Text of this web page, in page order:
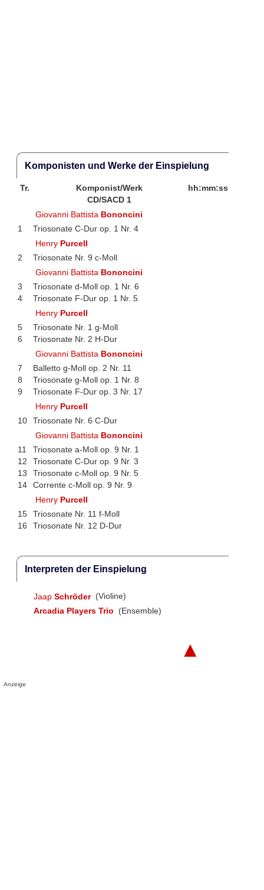
Komponisten und Werke der Einspielung
Tr. Komponist/Werk
hh:mm:ss
CD/SACD 1
Giovanni Battista Bononcini
1
Triosonate C-Dur op. 1 Nr. 4
Henry Purcell
2
Triosonate Nr. 9 c-Moll
Giovanni Battista Bononcini
3
Triosonate d-Moll op. 1 Nr. 6
4
Triosonate F-Dur op. 1 Nr. 5
Henry Purcell
5
Triosonate Nr. 1 g-Moll
6
Triosonate Nr. 2 H-Dur
Giovanni Battista Bononcini
7
Balletto g-Moll op. 2 Nr. 11
8
Triosonate g-Moll op. 1 Nr. 8
9
Triosonate F-Dur op. 3 Nr. 17
Henry Purcell
10
Triosonate Nr. 6 C-Dur
Giovanni Battista Bononcini
11
Triosonate a-Moll op. 9 Nr. 1
12
Triosonate C-Dur op. 9 Nr. 3
13
Triosonate c-Moll op. 9 Nr. 5
14
Corrente c-Moll op. 9 Nr. 9
Henry Purcell
15
Triosonate Nr. 11 f-Moll
16
Triosonate Nr. 12 D-Dur
Interpreten der Einspielung
Jaap Schröder (Violine)
Arcadia Players Trio
(Ensemble)
▲
Anzeige